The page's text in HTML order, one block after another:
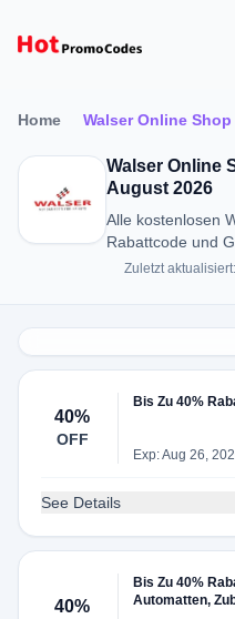
Home Walser Online Shop
Walser Online
August 2026
Alle kostenlosen
Rabattcode und
40% RABATT in
Zuletzt
40%
OFF
Bis Zu 40%
Exp: Aug 26,
See Details
40%
Bis Zu 40%
Automatten,